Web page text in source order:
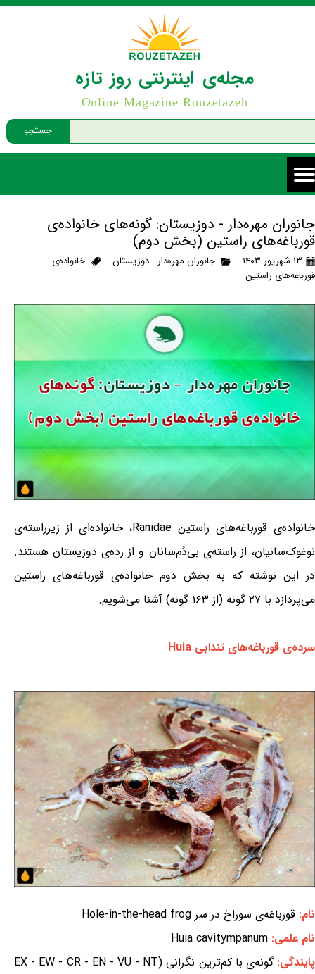
جستجو
مجله‌ی اینترنتی روز تازه
Online Magazine Rouzetazeh
جانوران مهره‌دار - دوزیستان: گونه‌های خانواده‌ی
قورباغه‌های راستین (بخش دوم)
۱۳ شهریور ۱۴۰۳ جانوران مهره‌دار - دوزیستان
خانواده‌ی
قورباغه‌های راستین
خانواده‌ی قورباغه‌های راستین Ranidae، خانواده‌ای از زیرراسته‌ی
نوغوک‌سانیان، از راسته‌ی بی‌دُم‌سانان و از رده‌ی دوزیستان هستند.
در این نوشته که به بخش دوم خانواده‌ی قورباغه‌های راستین
می‌پردازد با ۲۷ گونه (از ۱۶۳ گونه) آشنا می‌شویم.
سرده‌ی قورباغه‌های تندابی Huia
نام: قورباغه‌ی سوراخ در سر Hole-in-the-head frog
نام علمی: Huia cavitympanum
پایندگی:
گونه‌ی با کم‌ترین نگرانی (EX - EW - CR - EN - VU - NT